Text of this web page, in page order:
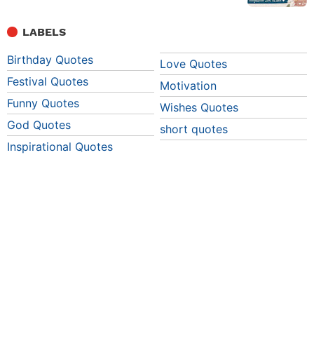
LABELS
Birthday Quotes
Festival Quotes
Funny Quotes
God Quotes
Inspirational Quotes
Love Quotes
Motivation
Wishes Quotes
short quotes